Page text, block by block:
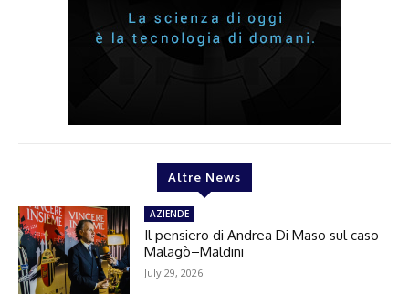
Altre News
AZIENDE
Il pensiero di Andrea Di Maso sul caso
Malagò–Maldini
July 29, 2026